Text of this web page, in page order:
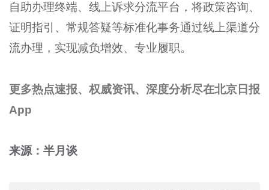
自助办理终端、线上诉求分流平台，将政策咨询、
证明指引、常规答疑等标准化事务通过线上渠道分
流办理，实现减负增效、专业履职。
更多热点速报、权威资讯、深度分析尽在北京日报
App
来源：半月谈